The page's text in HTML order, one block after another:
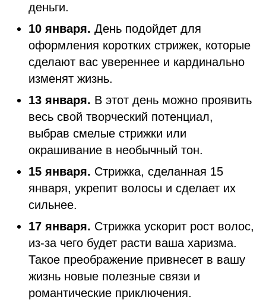
деньги.
10 января. День подойдет для
оформления коротких стрижек, которые
сделают вас увереннее и кардинально
изменят жизнь.
13 января. В этот день можно проявить
весь свой творческий потенциал,
выбрав смелые стрижки или
окрашивание в необычный тон.
15 января. Стрижка, сделанная 15
января, укрепит волосы и сделает их
сильнее.
17 января. Стрижка ускорит рост волос,
из-за чего будет расти ваша харизма.
Такое преображение привнесет в вашу
жизнь новые полезные связи и
романтические приключения.